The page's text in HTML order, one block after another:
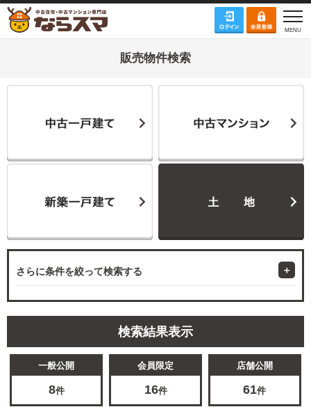
販売物件検索
さらに条件を絞って検索する
検索結果表示
一般公開
8件
会員限定
16件
店舗公開
61件